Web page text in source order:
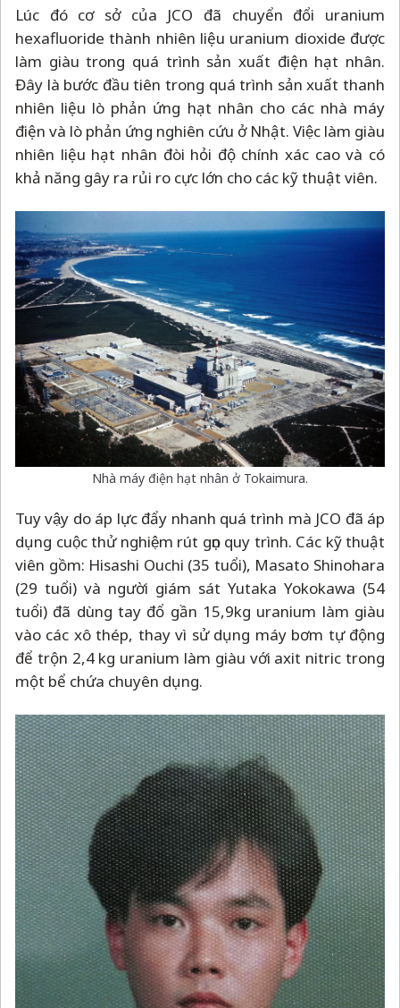
Lúc đó cơ sở của JCO đã chuyển đổi uranium
hexafluoride thành nhiên liệu uranium dioxide được
làm giàu trong quá trình sản xuất điện hạt nhân.
Đây là bước đầu tiên trong quá trình sản xuất thanh
nhiên liệu lò phản ứng hạt nhân cho các nhà máy
điện và lò phản ứng nghiên cứu ở Nhật. Việc làm giàu
nhiên liệu hạt nhân đòi hỏi độ chính xác cao và có
khả năng gây ra rủi ro cực lớn cho các kỹ thuật viên.
Nhà máy điện hạt nhân ở Tokaimura.
Tuy vậy do áp lực đẩy nhanh quá trình mà JCO đã áp
dụng cuộc thử nghiệm rút gọn quy trình. Các kỹ thuật
viên gồm: Hisashi Ouchi (35 tuổi), Masato Shinohara
(29 tuổi) và người giám sát Yutaka Yokokawa (54
tuổi) đã dùng tay đổ gần 15,9kg uranium làm giàu
vào các xô thép, thay vì sử dụng máy bơm tự động
để trộn 2,4 kg uranium làm giàu với axit nitric trong
một bể chứa chuyên dụng.